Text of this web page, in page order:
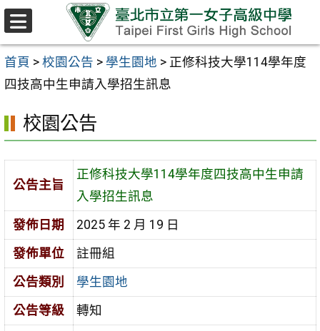
跳至主要內容區
首頁 > 校園公告 > 學生園地 > 正修科技大學114學年度
四技高中生申請入學招生訊息
校園公告
公告主旨
正修科技大學114學年度四技高中生申請
入學招生訊息
發佈日期
2025 年 2 月 19 日
發佈單位
註冊組
公告類別
學生園地
公告等級
轉知
選
單